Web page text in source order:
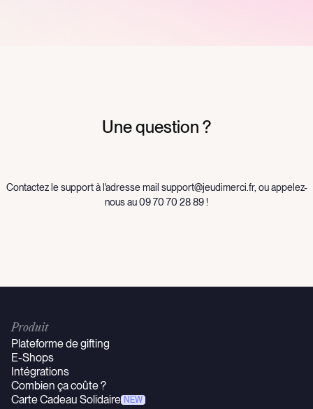
Une question ?
Contactez le support à l'adresse mail support@jeudimerci.fr, ou appelez-
nous au 09 70 70 28 89 !
Produit
Plateforme de gifting
E-Shops
Intégrations
Combien ça coûte ?
Carte Cadeau Solidaire NEW